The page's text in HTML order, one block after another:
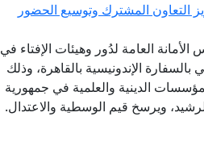
التعاون المشترك وتوسيع الحضور
العامة لدُور وهيئات الإفتاء في
بالسفارة الإندونيسية بالقاهرة، وذلك
الدينية والعلمية في جمهورية
ويرسخ قيم الوسطية والاعتدال.